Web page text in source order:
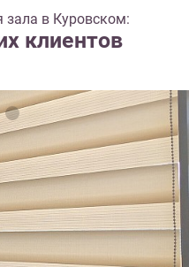
в Куровском:
клиентов